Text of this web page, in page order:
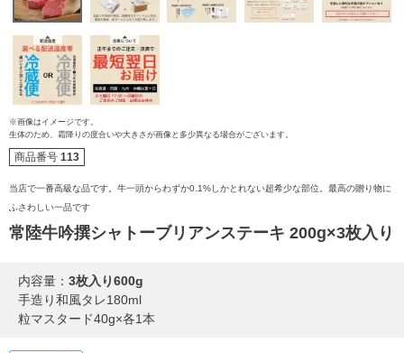
ご注文ガイド
配送・送料
常陸牛とは？
焼き肉
※画像はイメージです。
生体のため、霜降りの度合いや大きさが画像と多少異なる場合がございます。
商品番号 113
当店で一番高級な品です。牛一頭からわずか0.1%しかとれない超希少な部位。最高の贈り物に
ふさわしい一品です
常陸牛吟撰シャトーブリアンステーキ 200g×3枚入り
内容量： 3枚入り600g
手造り和風タレ180ml
粒マスタード40g×各1本